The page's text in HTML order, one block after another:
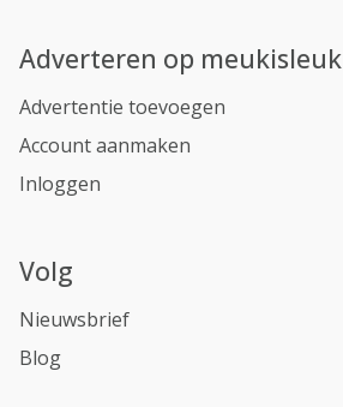
Adverteren op meukisleuk
Advertentie toevoegen
Account aanmaken
Inloggen
Volg
Nieuwsbrief
Blog